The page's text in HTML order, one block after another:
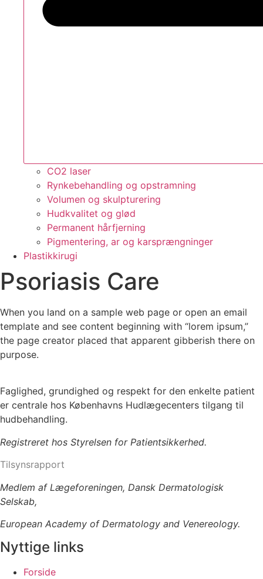
CO2 laser
Rynkebehandling og opstramning
Volumen og skulpturering
Hudkvalitet og glød
Permanent hårfjerning
Pigmentering, ar og karsprængninger
Plastikkirugi
Psoriasis Care
When you land on a sample web page or open an email
template and see content beginning with “lorem ipsum,”
the page creator placed that apparent gibberish there on
purpose.
Faglighed, grundighed og respekt for den enkelte patient
er centrale hos Københavns Hudlægecenters tilgang til
hudbehandling.
Registreret hos Styrelsen for Patientsikkerhed.
Tilsynsrapport
Medlem af Lægeforeningen, Dansk Dermatologisk
Selskab,
European Academy of Dermatology and Venereology.
Nyttige links
Forside